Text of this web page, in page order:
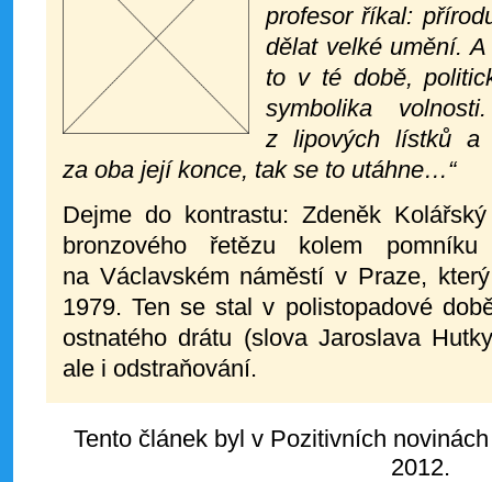
profesor říkal:
dělat velké umění.
to v té době,
symbolika
z lipových lístků a
za oba její konce, tak se to utáhne…“
Dejme do kontrastu: Zdeněk
bronzového řetězu kolem
na Václavském náměstí v Praze,
1979. Ten se stal v polistopadové
ostnatého drátu (slova Jaroslava
ale i odstraňování.
Tento článek byl v Pozitivních
2012.